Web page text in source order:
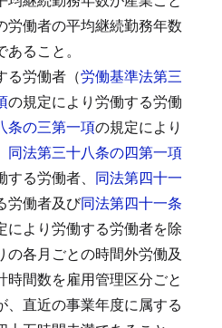
労働者の平均継続勤務年数
ること。
る労働者（労働基準法第三
の規定により労働する労働
条の三第一項の規定により
同法第三十八条の四第一項
る労働者、 同法第四十一
労働者及び同法第四十一条
により労働する労働者を除
の各月ごとの時間外労働及
時間数を雇用管理区分ごと
、直近の事業年度に属する